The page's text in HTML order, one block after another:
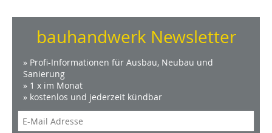
bauhandwerk Newsletter
» Profi-Informationen für Ausbau, Neubau und
Sanierung
» 1 x im Monat
» kostenlos und jederzeit kündbar